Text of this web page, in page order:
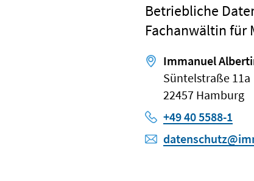
Betriebliche
Fachanwältin für
Immanuel
Süntelstraße 11a
22457 Hamburg
Telefon:
+49 40 5588-1